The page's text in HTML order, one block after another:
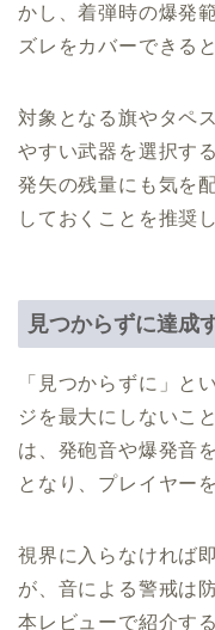
かし、着弾時の爆発
ズレをカバーできる
対象となる旗やタペ
やすい武器を選択す
発矢の残量にも気を
しておくことを推奨
見つからずに達成
「見つからずに」と
ジを最大にしないこ
は、発砲音や爆発音
となり、プレイヤー
視界に入らなければ
が、音による警戒は
本レビューで紹介す